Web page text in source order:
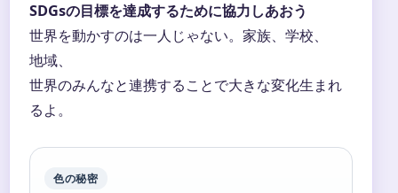
SDGsの目標を達成するために協力しあおう
世界を動かすのは一人じゃない。家族、学校、
地域、
世界のみんなと連携することで大きな変化生まれ
るよ。
色の秘密